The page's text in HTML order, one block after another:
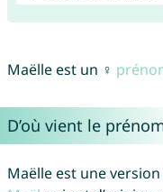
Maëlle est un ♀
D’où vient le
Maëlle est une